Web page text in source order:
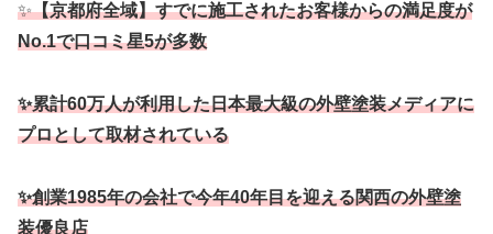
✨【京都府全域】すでに施工されたお客様からの満足度が
No.1で口コミ星5が多数
✨累計60万人が利用した日本最大級の外壁塗装メディアに
プロとして取材されている
✨創業1985年の会社で今年40年目を迎える関西の外壁塗
装優良店